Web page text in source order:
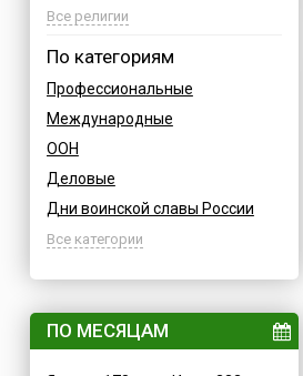
Босния
Бразилия
Великобритания
Венгрия
Вьетнам
Германия
Греция
Египет
Буддийские
Все религии
По категориям
Профессиональные
Международные
ООН
Деловые
Дни воинской славы России
Армейские
Водные
Все категории
ПО МЕСЯЦАМ